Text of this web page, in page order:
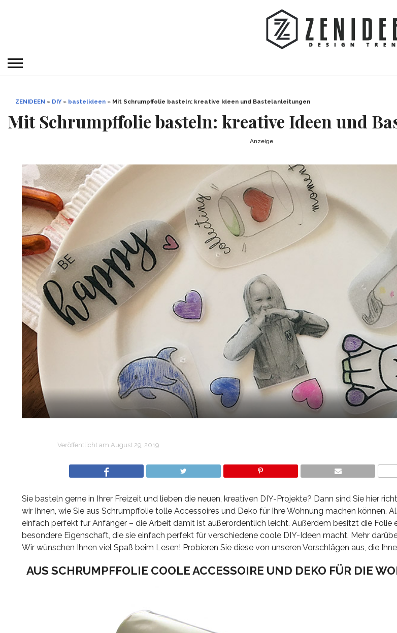
ZENIDEEN » DIY» bastelideen » Mit Schrumpffolie basteln: kreative Ideen und Bastelanleitungen
Mit Schrumpffolie basteln: kreative Ideen und
Anzeige
Veröffentlicht am August 29, 2019
Sie basteln gerne in Ihrer Freizeit und lieben die neuen, kreativen DIY-Projekte? Dann sind Sie hier
wir Ihnen, wie Sie aus Schrumpffolie tolle Accessoires und Deko für Ihre Wohnung machen können.
einfach perfekt für Anfänger – die Arbeit damit ist außerordentlich leicht. Außerdem besitzt die Folie
besondere Eigenschaft, die sie einfach perfekt für verschiedene coole DIY-Ideen macht. Mehr
Wir wünschen Ihnen viel Spaß beim Lesen! Probieren Sie diese von unseren Vorschlägen aus, die
AUS SCHRUMPFFOLIE COOLE ACCESSOIRE UND DEKO FÜR DIE